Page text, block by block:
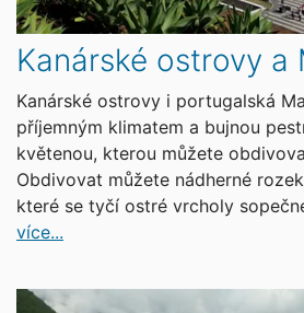
Kanárské ostrovy a
Kanárské ostrovy i portugalská
příjemným klimatem a bujnou
květenou, kterou můžete
Obdivovat můžete nádherné
které se tyčí ostré vrcholy
více...